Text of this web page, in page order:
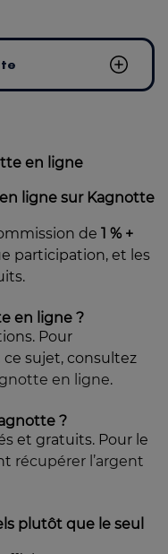
en ligne
ligne sur Kagnotte
de 1 % +
participation, et les
en ligne ?
Pour
sujet, consultez
en ligne.
?
et gratuits. Pour le
récupérer l’argent
plutôt que le seul